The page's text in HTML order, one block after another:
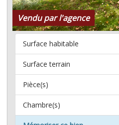
Vendu par l'agence
Surface habitable
Surface terrain
Pièce(s)
Chambre(s)